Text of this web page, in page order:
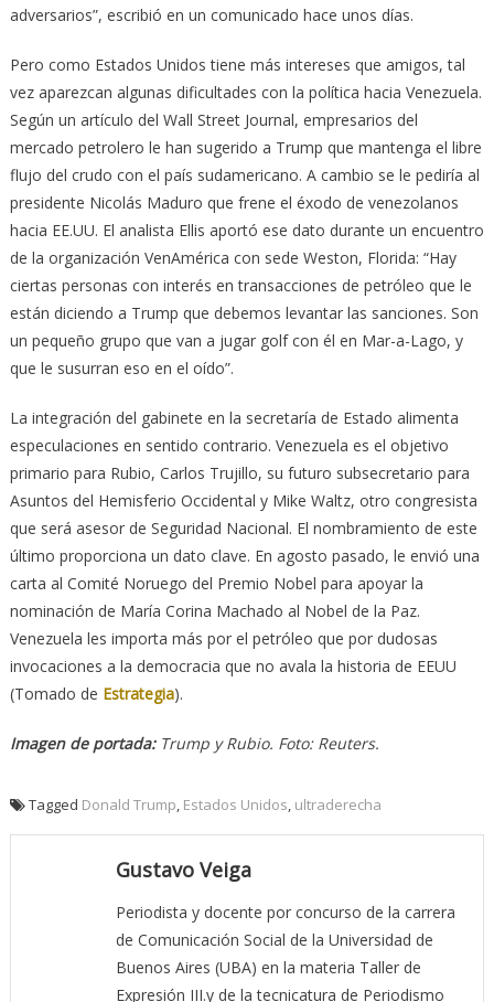
adversarios”, escribió en un comunicado hace unos días.
Pero como Estados Unidos tiene más intereses que amigos, tal
vez aparezcan algunas dificultades con la política hacia Venezuela.
Según un artículo del Wall Street Journal, empresarios del
mercado petrolero le han sugerido a Trump que mantenga el libre
flujo del crudo con el país sudamericano. A cambio se le pediría al
presidente Nicolás Maduro que frene el éxodo de venezolanos
hacia EE.UU. El analista Ellis aportó ese dato durante un encuentro
de la organización VenAmérica con sede Weston, Florida: “Hay
ciertas personas con interés en transacciones de petróleo que le
están diciendo a Trump que debemos levantar las sanciones. Son
un pequeño grupo que van a jugar golf con él en Mar-a-Lago, y
que le susurran eso en el oído”.
La integración del gabinete en la secretaría de Estado alimenta
especulaciones en sentido contrario. Venezuela es el objetivo
primario para Rubio, Carlos Trujillo, su futuro subsecretario para
Asuntos del Hemisferio Occidental y Mike Waltz, otro congresista
que será asesor de Seguridad Nacional. El nombramiento de este
último proporciona un dato clave. En agosto pasado, le envió una
carta al Comité Noruego del Premio Nobel para apoyar la
nominación de María Corina Machado al Nobel de la Paz.
Venezuela les importa más por el petróleo que por dudosas
invocaciones a la democracia que no avala la historia de EEUU
(Tomado de Estrategia).
Imagen de portada:Trump y Rubio. Foto: Reuters.
Tagged Donald Trump, Estados Unidos, ultraderecha
Gustavo Veiga
Periodista y docente por concurso de la carrera
de Comunicación Social de la Universidad de
Buenos Aires (UBA) en la materia Taller de
Expresión III.y de la tecnicatura de Periodismo